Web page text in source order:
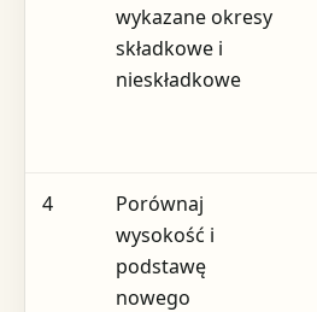
wykazane okresy
składkowe i
nieskładkowe
4
Porównaj
wysokość i
podstawę
nowego